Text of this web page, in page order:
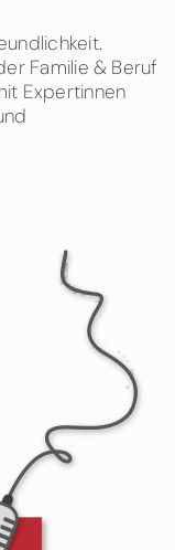
Familie & Beruf
Expertinnen